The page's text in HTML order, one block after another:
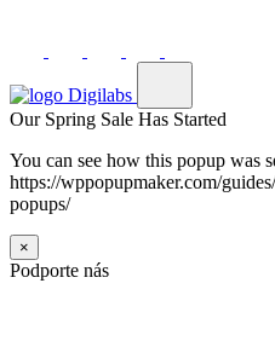
Our Spring Sale Has Started
You can see how this popup was
https://wppopupmaker.com/
popups/
×
Podporte nás